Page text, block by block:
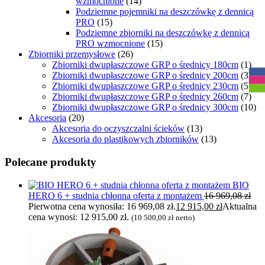
Podziemne pojemniki na deszczówkę z dennicą
PRO (15)
Podziemne zbiorniki na deszczówkę z dennicą
PRO wzmocnione (15)
Zbiorniki przemysłowe (26)
Zbiorniki dwupłaszczowe GRP o średnicy 180cm (1)
Zbiorniki dwupłaszczowe GRP o średnicy 200cm (3)
Zbiorniki dwupłaszczowe GRP o średnicy 230cm (5)
Zbiorniki dwupłaszczowe GRP o średnicy 260cm (7)
Zbiorniki dwupłaszczowe GRP o średnicy 300cm (10)
Akcesoria (20)
Akcesoria do oczyszczalni ścieków (13)
Akcesoria do plastikowych zbiorników (13)
Polecane produkty
BIO
HERO 6 + studnia chłonna oferta z montażem 16 969,08zł
Pierwotna cena wynosiła: 16 969,08 zł.12 915,00 złAktualna
cena wynosi: 12 915,00 zł. (10 500,00 zł netto)